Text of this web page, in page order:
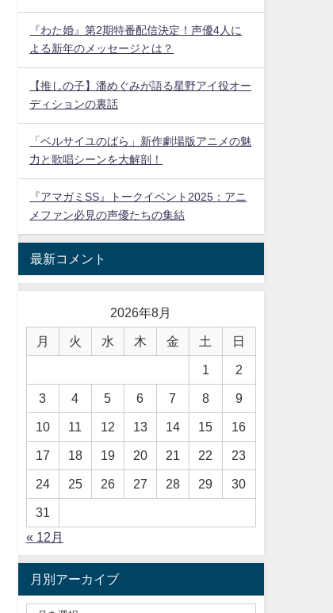
『わた婚』第2期特番配信決定！声優4人に
よる新年のメッセージとは？
【推しの子】潘めぐみが語る星野アイ役オー
ディションの裏話
「ベルサイユのばら」新作劇場版アニメの魅
力と歌唱シーンを大解剖！
『アマガミSS』トークイベント2025：アニ
メファン必見の声優たちの集結
最新コメント
2026年8月
月 火 水 木 金 土 日
1 2
3 4 5 6 7 8 9
10 11 12 13 14 15 16
17 18 19 20 21 22 23
24 25 26 27 28 29 30
31
« 12月
月別アーカイブ